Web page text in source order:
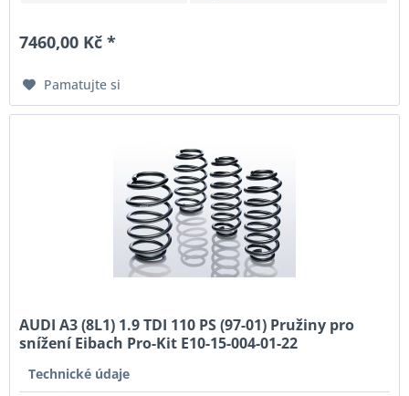
7460,00 Kč *
Pamatujte si
AUDI A3 (8L1) 1.9 TDI 110 PS (97-01) Pružiny pro
snížení Eibach Pro-Kit E10-15-004-01-22
Technické údaje